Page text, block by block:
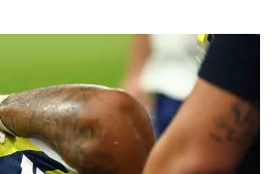
tekliflerinin ortaya çıkışı, yoğun